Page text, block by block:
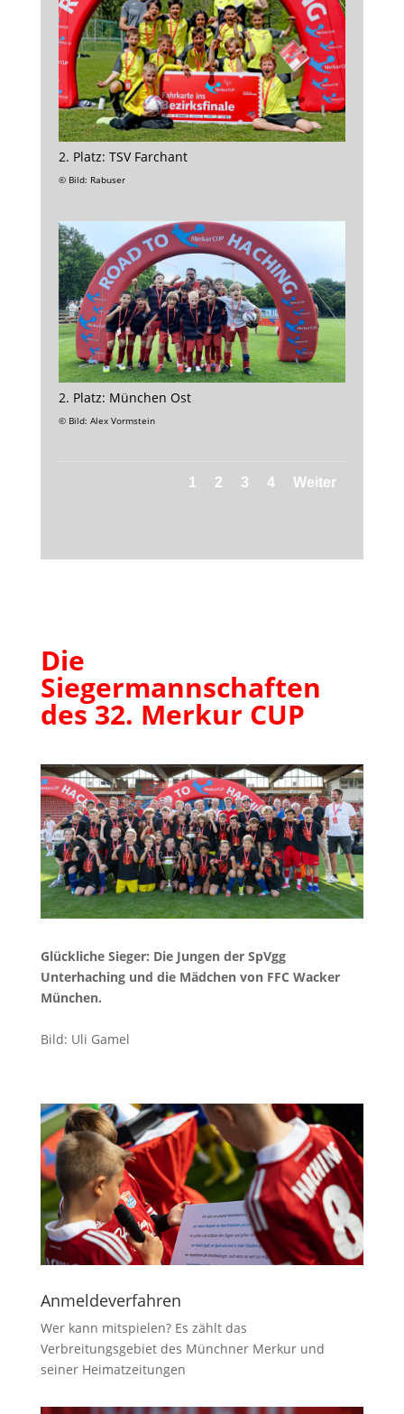
2. Platz: TSV Farchant
© Bild: Rabuser
2. Platz: München Ost
© Bild: Alex Vormstein
1 2 3 4 Weiter
Die
Siegermannschaften
des 32. Merkur CUP
Glückliche Sieger: Die Jungen der SpVgg
Unterhaching und die Mädchen von FFC Wacker
München.
Bild: Uli Gamel
Anmeldeverfahren
Wer kann mitspielen? Es zählt das
Verbreitungsgebiet des Münchner Merkur und
seiner Heimatzeitungen